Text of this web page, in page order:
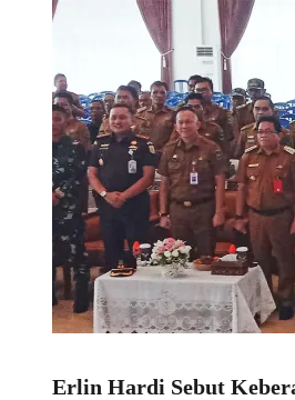
Erlin Hardi Sebut